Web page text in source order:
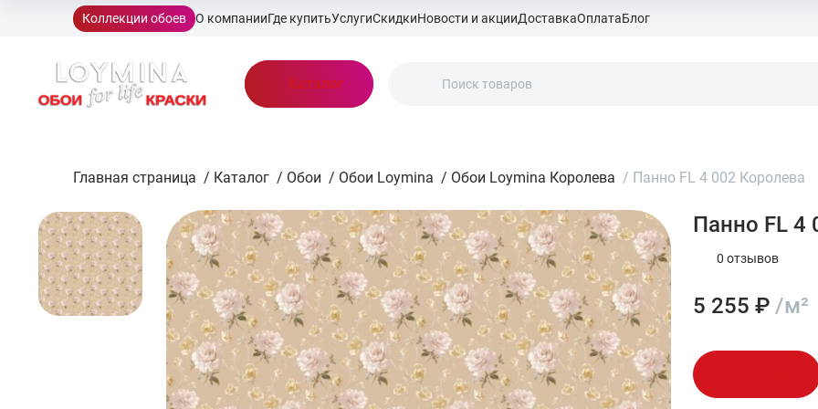
Коллекции обоев О компанииГде купитьУслугиСкидкиНовости и акцииДоставкаОплатаБлог
Каталог
Главная страница / Каталог / Обои / Обои Loymina / Обои Loymina Королева / Панно FL 4 002 Королева
Панно FL 4
0 отзывов
5 255 ₽ /м²